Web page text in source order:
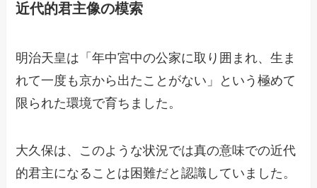
近代的君主像の模索
明治天皇は「年中宮中の公家に取り囲まれ、生ま
れて一度も京から出たことがない」という極めて
限られた環境で育ちました。
大久保は、このような状況では真の意味での近代
的君主になることは困難だと認識していました。